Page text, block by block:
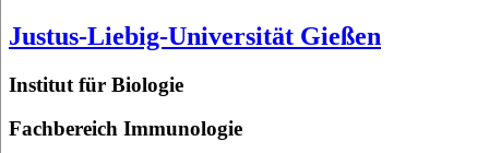
Justus-Liebig-Universität Gießen
Institut für Biologie
Fachbereich Immunologie